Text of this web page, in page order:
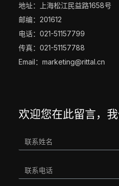
地址：上海松江民益路1658号
邮编：201612
电话：021-51157799
传真：021-51157788
Email：marketing@rittal.cn
欢迎您在此留言，